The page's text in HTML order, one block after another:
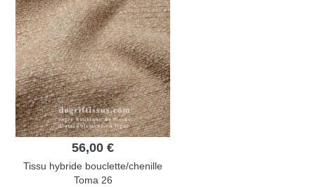
56,00 €
Tissu hybride bouclette/chenille
Toma 26